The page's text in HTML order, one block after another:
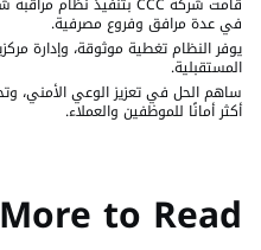
في عدة مرافق وفروع مصرفية.
المستقبلية.
أكثر أمانًا للموظفين والعملاء.
More to Read